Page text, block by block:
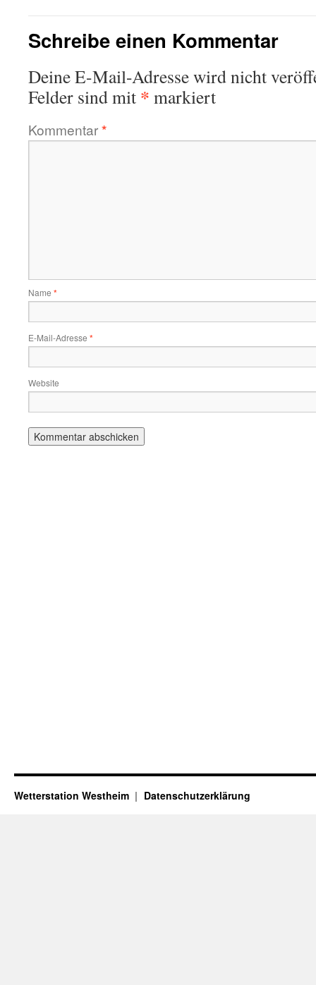
Schreibe einen Kommentar
Deine E-Mail-Adresse wird nicht
Felder sind mit * markiert
Kommentar*
Name *
E-Mail-Adresse *
Website
Wetterstation Westheim Datenschutzerklärung